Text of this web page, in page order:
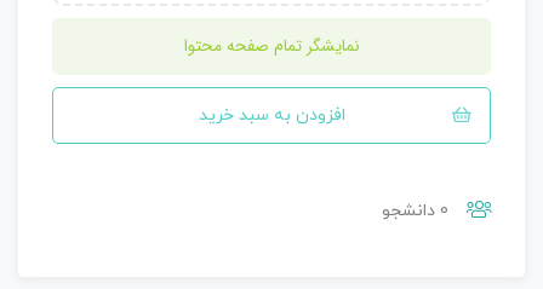
نمایشگر تمام صفحه محتوا
افزودن به سبد خرید
0 دانشجو